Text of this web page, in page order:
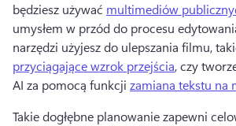
będziesz używać multimediów
umysłem w przód do procesu
narzędzi użyjesz do ulepszania filmu,
przyciągające wzrok przejścia, czy
AI za pomocą funkcji zamiana tekstu na
Takie dogłębne planowanie zapewni